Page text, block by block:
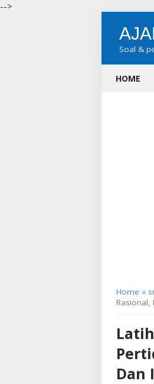
-->
Soal &
HOME
Home »
Rasional,
Dan